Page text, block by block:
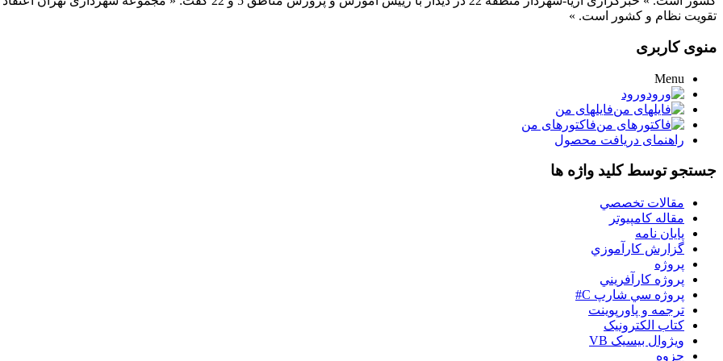
تقویت نظام و کشور است. »
منوی کاربری
Menu
ورود
فایلهای من
فاکتورهای من
راهنمای دریافت محصول
جستجو توسط کلید واژه ها
مقالات تخصصي
مقاله کامپیوتر
پایان نامه
گزارش کارآموزي
پروژه
پروژه کارآفريني
پروژه سي شارپ C#
ترجمه و پاورپوينت
کتاب الکترونيک
ويژوال بيسيک VB
جزوه